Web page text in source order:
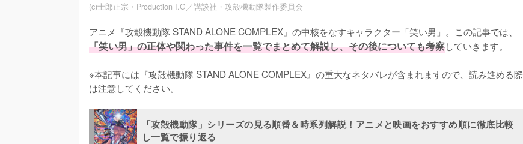
(c)士郎正宗・Production I.G／講談社・攻殻機動隊製作委員会
アニメ『攻殻機動隊 STAND ALONE COMPLEX』の中核をなすキャラクター「笑い男」。この記事では、
「笑い男」の正体や関わった事件を一覧でまとめて解説し、その後についても考察していきます。
※本記事には『攻殻機動隊 STAND ALONE COMPLEX』の重大なネタバレが含まれますので、読み進める際
は注意してください。
「攻殻機動隊」シリーズの見る順番＆時系列解説！アニメと映画をおすすめ順に徹底比較
し一覧で振り返る